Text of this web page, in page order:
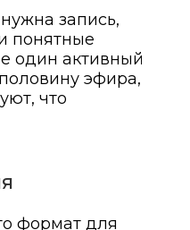
запись,
понятные
один активный
эфира,
что
формат для